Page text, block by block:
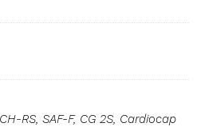
RS, SAF-F, CG 2S, Cardiocap